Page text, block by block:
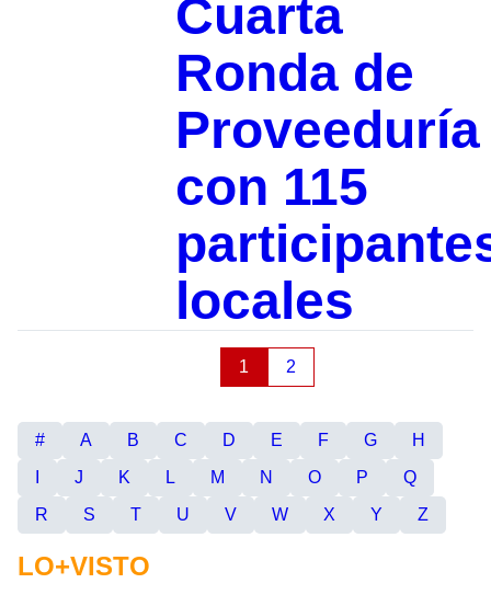
Cuarta
Ronda de
Proveeduría
con 115
locales
1 2
# A B C D E F G
H
J K L M N O P
Q
R
S T U V W X Y Z
LO+VISTO